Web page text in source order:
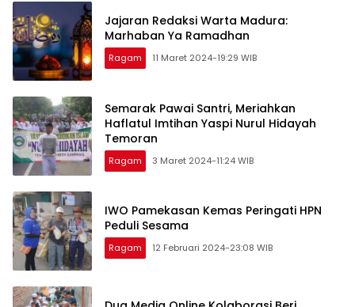
Jajaran Redaksi Warta Madura:
Marhaban Ya Ramadhan
Ragam 11 Maret 2024-19:29 WIB
Semarak Pawai Santri, Meriahkan
Haflatul Imtihan Yaspi Nurul Hidayah
Temoran
Ragam 3 Maret 2024-11:24 WIB
IWO Pamekasan Kemas Peringati HPN
Peduli Sesama
Ragam 12 Februari 2024-23:08 WIB